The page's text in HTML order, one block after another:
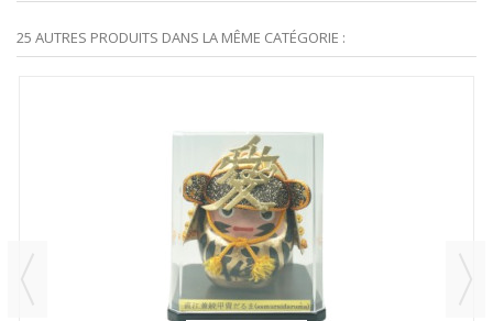
25 AUTRES PRODUITS DANS LA MÊME CATÉGORIE :